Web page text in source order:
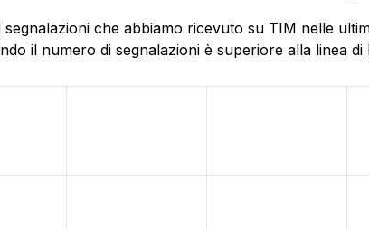
che abbiamo ricevuto su TIM nelle
il numero di segnalazioni è superiore alla linea